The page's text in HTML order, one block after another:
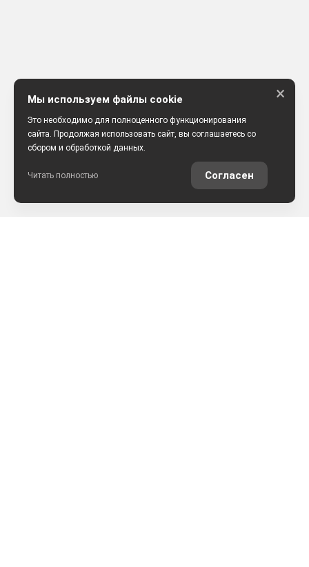
Мы используем файлы cookie
Это необходимо для полноценного функционирования
сайта. Продолжая использовать сайт, вы соглашаетесь со
сбором и обработкой данных.
Читать полностью Согласен
×